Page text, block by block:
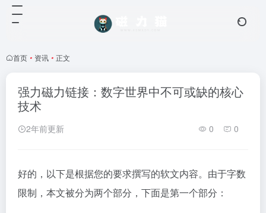
首页 • 资讯 • 正文
强力磁力链接：数字世界中不可或缺的核心
技术
2年前更新 0 0
好的，以下是根据您的要求撰写的软文内容。由于字数
限制，本文被分为两个部分，下面是第一个部分：